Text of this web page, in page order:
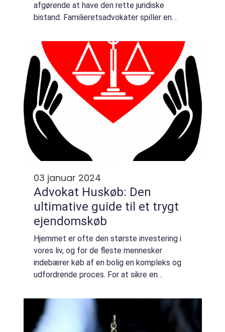
afgørende at have den rette juridiske
bistand. Familieretsadvokater spiller en
separation, skilsmisse, børnefordeling, og
økonomiske asp...
03 januar 2024
Advokat Huskøb: Den
ultimative guide til et trygt
ejendomskøb
Hjemmet er ofte den største investering i
vores liv, og for de fleste mennesker
indebærer køb af en bolig en kompleks og
udfordrende proces. For at sikre en
juridiske og økonomiske faldgruber, vælger
mange bo...